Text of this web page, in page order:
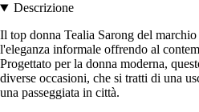
Descrizione
Il top donna Tealia Sarong del
l'eleganza informale offrendo al
Progettato per la donna moderna,
diverse occasioni, che si tratti di una
una passeggiata in città.